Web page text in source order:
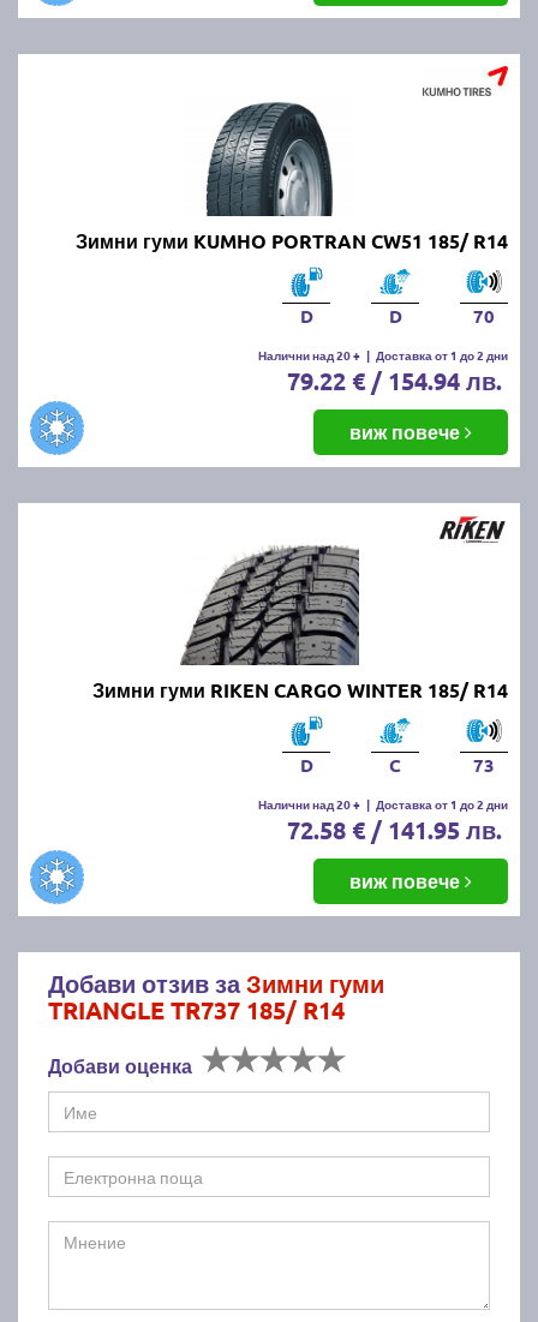
Зимни гуми KUMHO PORTRAN CW51 185/ R14
D D 70
Налични над 20 + | Доставка от 1 до 2 дни
79.22 € / 154.94 лв.
виж повече
Зимни гуми RIKEN CARGO WINTER 185/ R14
D C 73
Налични над 20 + | Доставка от 1 до 2 дни
72.58 € / 141.95 лв.
виж повече
Добави отзив заЗимни гуми
TRIANGLE TR737 185/ R14
Добави оценка